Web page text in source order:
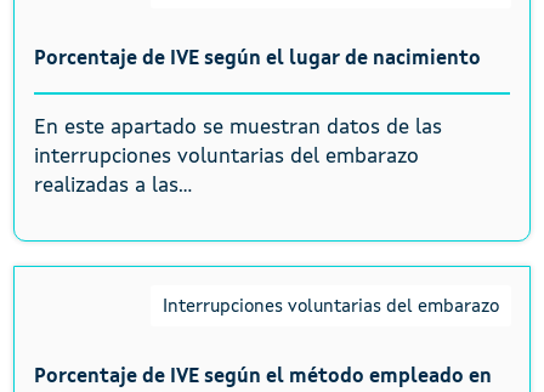
Porcentaje de IVE según el lugar de nacimiento
En este apartado se muestran datos de las
interrupciones voluntarias del embarazo
realizadas a las...
Interrupciones voluntarias del embarazo
Porcentaje de IVE según el método empleado en